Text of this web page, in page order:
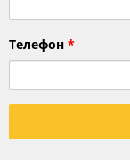
Телефон *